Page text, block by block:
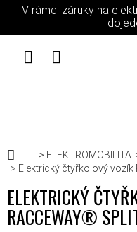
Přejít na obsah
V rámci záruky na
Domů
ELEKTROMOBILITA
Elektrický čtyřkolový vozík
ELEKTRICKÝ
RACCEWAY®